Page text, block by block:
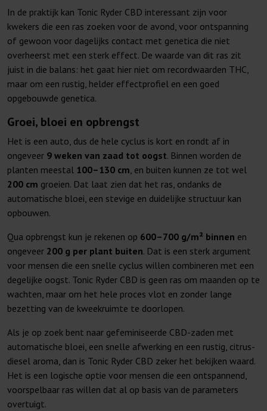
In de praktijk kan Tonic Ryder CBD interessant zijn voor
kwekers die een ras zoeken voor de avond, voor ontspanning
of gewoon voor dagelijks contact met genetica die niet
overheerst met een sterk effect. De waarde van dit ras zit
juist in die balans: het gaat hier niet om recordwaarden THC,
maar om een rustig, helder effectprofiel en een goed
opgebouwde genetica.
Groei, bloei en opbrengst
Het is een auto, dus de hele cyclus is kort en rondt af in
ongeveer 9 weken van zaad tot oogst. Binnen worden de
planten meestal 100–130 cm, en buiten kunnen ze tot wel
200 cm groeien. Dat laat zien dat het ras, ondanks de
automatische bloei, een stevige en duidelijke structuur kan
opbouwen.
Qua opbrengst kun je rekenen op 600–700 g/m² binnen en
ongeveer 200 g per plant buiten. Dat is een sterk argument
voor mensen die een snelle cyclus willen combineren met een
degelijke oogst. Tonic Ryder CBD is geen ras om maanden op te
wachten, maar om het hele proces vlot en zonder lange
bezetting van de kweekruimte te doorlopen.
Als je op zoek bent naar gefeminiseerde CBD-zaden met
automatische bloei, een snelle afwerking en een rustig, citrus-
diesel aroma, dan is Tonic Ryder CBD zeker het bekijken waard.
Het is een logische optie voor mensen die een ontspannend,
voorspelbaar ras willen dat al op basis van de parameters
overtuigt.